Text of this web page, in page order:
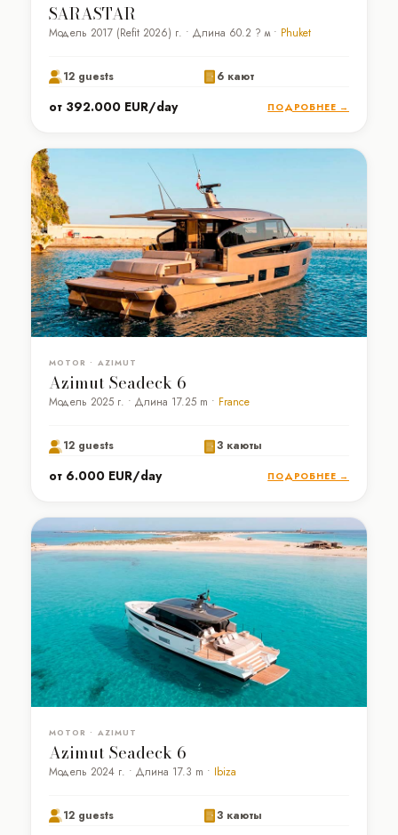
SARASTAR
Модель 2017 (Refit 2026) г. • Длина 60.2 ? м • Phuket
12 guests 6 кают
от 392.000 EUR/day ПОДРОБНЕЕ →
MOTOR • AZIMUT
Azimut Seadeck 6
Модель 2025 г. • Длина 17.25 m • France
12 guests 3 каюты
от 6.000 EUR/day ПОДРОБНЕЕ →
MOTOR • AZIMUT
Azimut Seadeck 6
Модель 2024 г. • Длина 17.3 m • Ibiza
12 guests 3 каюты